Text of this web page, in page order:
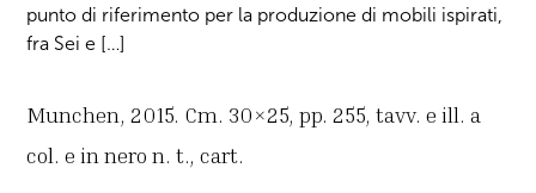
punto di riferimento per la produzione di mobili ispirati,
fra Sei e […]
Munchen, 2015. Cm. 30×25, pp. 255, tavv. e ill. a
col. e in nero n. t., cart.